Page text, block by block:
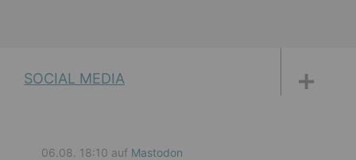
SOCIAL MEDIA
06.08. 18:10 auf Mastodon